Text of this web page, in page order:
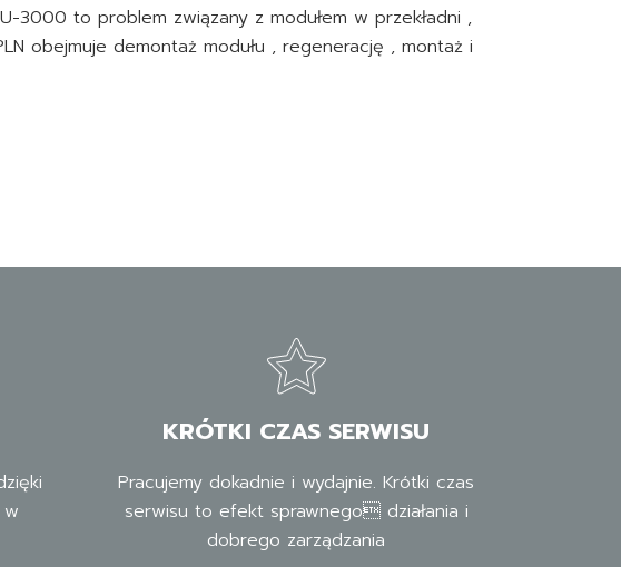
3000 to problem związany z modułem w przekładni ,
obejmuje demontaż modułu , regenerację , montaż i
KRÓTKI CZAS SERWISU
Pracujemy dokadnie i wydajnie. Krótki czas
serwisu to efekt sprawnego działania i
dobrego zarządzania